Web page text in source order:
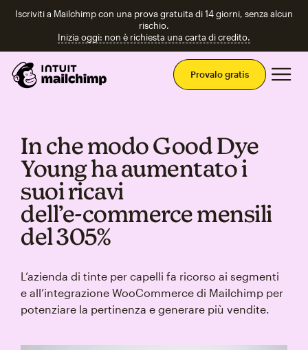
Iscriviti a Mailchimp con una prova gratuita di 14 giorni, senza alcun
rischio.
Inizia oggi: non è richiesta una carta di credito.
Provalo gratis
In che modo Good Dye
Young ha aumentato i
suoi ricavi
dell’e‑commerce mensili
del 305%
L’azienda di tinte per capelli fa ricorso ai segmenti
e all’integrazione WooCommerce di Mailchimp per
potenziare la pertinenza e generare più vendite.